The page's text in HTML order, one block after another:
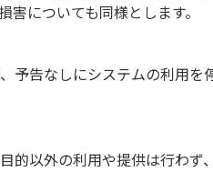
についても同様とします。
予告なしにシステムの利用を
的以外の利用や提供は行わず